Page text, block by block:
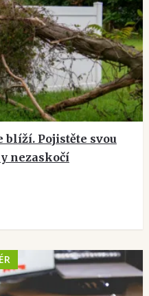
blíží. Pojistěte svou
nezaskočí